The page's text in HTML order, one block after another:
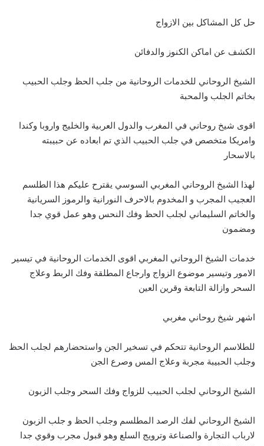
حل كل المشاكل بين الازواج
الكشف عن اماكن الكنوز والدفائن
الشيخ الروحاني للخدمات الروحانية من جلب الحظ وجلب الحبيب
بخاتم الجلب والمحبة
اقوى شيخ روحاني في المغرب والدول العربية والخليج واروبا وكندا
وامريكا متخصص في جلب الحبيب الذي تم ابعاده عن حبيبته
بالاسحار
لهذا الشيخ الروحاني المغربي السوسي يقترح عليكم هذا الطلسم
العجيب المجرب و المخدوم بالاحرف النورانية والرموز السريانية
والخاتم السليماني لجلب الحظ وفك النحس وهو عمل قوي جدا
ومضمون
خدمات الشيخ الروحاني المغربي اقوى الخدمات الروحانية في تيسير
الامور وتيسير موضوع الزواج وارجاع المطلقة وفك الربط وعلاج
السحر وازالة التابعة وقرين العين
اشهر شيخ روحاني مغربي
للطلاسم الروحانية تتحكم في تسخير الجن واستحضارهم لجلب الحظ
وجلب الحبيبة مجربة وعلاج المس وصرع الجن
الشيخ الروحاني لجلب الحبيب للزواج وفك السحر وجلب الزبون
الشيخ الروحاني لفك الرصد المطلسم وجلب الحظ و جلب الزبون
لارباب التجارة والصناعة وترويج السلع وهو قبول مجرب وقوي جدا